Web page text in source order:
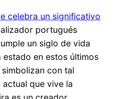
celebra un significativo
portugués
un siglo de vida
en estos últimos
con tal
que vive la